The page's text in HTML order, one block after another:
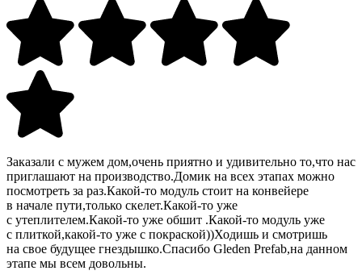
Заказали с мужем дом,очень приятно и удивительно то,что нас
приглашают на производство.Домик на всех этапах можно
посмотреть за раз.Какой-то модуль стоит на конвейере
в начале пути,только скелет.Какой-то уже
с утеплителем.Какой-то уже обшит .Какой-то модуль уже
с плиткой,какой-то уже с покраской))Ходишь и смотришь
на свое будущее гнездышко.Спасибо Gleden Prefab,на данном
этапе мы всем довольны.